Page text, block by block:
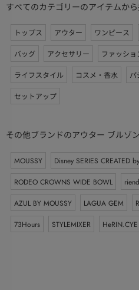
すべてのカテゴリーのアイテムか
トップス アウター ワンピース
バッグ
アクセサリー ファッショ
ライフスタイル
コスメ・香水 パ
セットアップ
その他ブランドのアウター ブルゾ
MOUSSY Disney SERIES CREATED
RODEO CROWNS WIDE BOWL
AZUL BY MOUSSY
LAGUA GEM
73Hours
STYLEMIXER HeRIN.CYE